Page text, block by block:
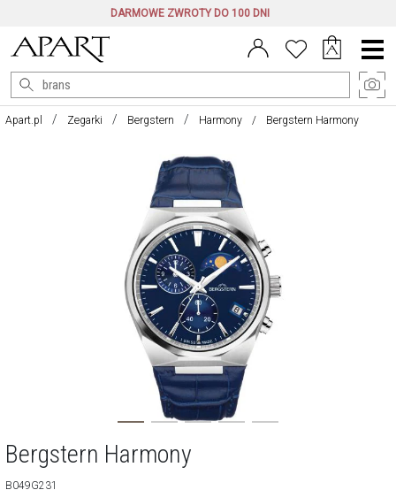
DARMOWE ZWROTY DO 100 DNI
Menu
główne
Apart.pl Zegarki Bergstern Harmony Bergstern Harmony
Bergstern Harmony
B049G231